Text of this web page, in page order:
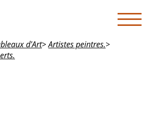
d'Art>Artistes peintres.>